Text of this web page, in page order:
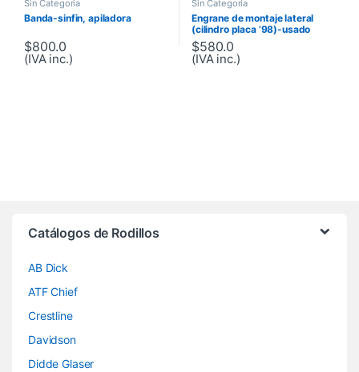
Sin Categoría
Banda-sinfin, apiladora
$800.0
(IVA inc.)
Sin Categoría
Engrane de montaje lateral
(cilindro placa ’98)-usado
$580.0
(IVA inc.)
Catálogos de Rodillos
AB Dick
ATF Chief
Crestline
Davidson
Didde Glaser